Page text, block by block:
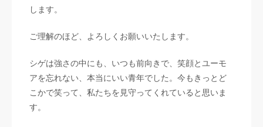
します。
ご理解のほど、よろしくお願いいたします。
シゲは強さの中にも、いつも前向きで、笑顔とユーモ
アを忘れない、本当にいい青年でした。今もきっとど
こかで笑って、私たちを見守ってくれていると思いま
す。